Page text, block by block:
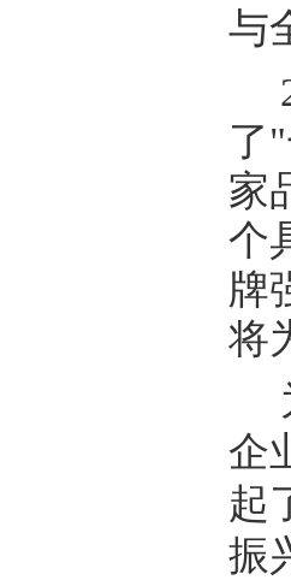
与
了"
家
个
牌
将
企
起
振